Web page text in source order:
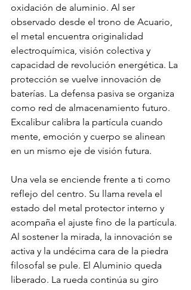
oxidación de aluminio. Al ser
observado desde el trono de Acuario,
el metal encuentra originalidad
electroquímica, visión colectiva y
capacidad de revolución energética. La
protección se vuelve innovación de
baterías. La defensa pasiva se organiza
como red de almacenamiento futuro.
Excalibur calibra la partícula cuando
mente, emoción y cuerpo se alinean
en un mismo eje de visión futura.
Una vela se enciende frente a ti como
reflejo del centro. Su llama revela el
estado del metal protector interno y
acompaña el ajuste fino de la partícula.
Al sostener la mirada, la innovación se
activa y la undécima cara de la piedra
filosofal se pule. El Aluminio queda
liberado. La rueda continúa su giro